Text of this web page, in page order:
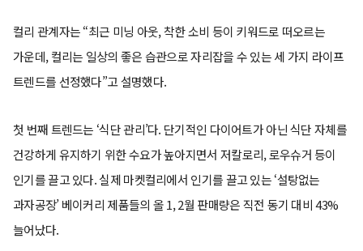
컬리 관계자는 “최근 미닝 아웃, 착한 소비 등이 키워드로 떠오르는
가운데, 컬리는 일상의 좋은 습관으로 자리잡을 수 있는 세 가지 라이프
트렌드를 선정했다”고 설명했다.
첫 번째 트렌드는 ‘식단 관리’다. 단기적인 다이어트가 아닌 식단 자체를
건강하게 유지하기 위한 수요가 높아지면서 저칼로리, 로우슈거 등이
인기를 끌고 있다. 실제 마켓컬리에서 인기를 끌고 있는 ‘설탕없는
과자공장’ 베이커리 제품들의 올 1, 2월 판매량은 직전 동기 대비 43%
늘어났다.